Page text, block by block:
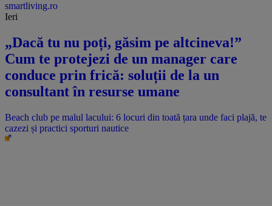
smartliving.ro
Ieri
„Dacă tu nu poți, găsim pe altcineva!”
Cum te protejezi de un manager care
conduce prin frică: soluții de la un
consultant în resurse umane
Beach club pe malul lacului: 6 locuri din toată țara unde faci plajă, te
cazezi și practici sporturi nautice